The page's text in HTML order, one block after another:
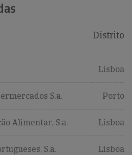
Distrito
Lisboa
S.a. Porto
Alimentar, S.a. Lisboa
S.a. Lisboa